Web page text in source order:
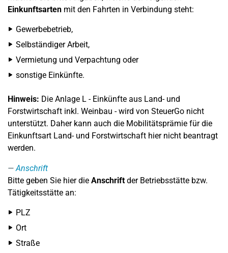
Einkunftsarten mit den Fahrten in Verbindung steht:
Gewerbebetrieb,
Selbständiger Arbeit,
Vermietung und Verpachtung oder
sonstige Einkünfte.
Hinweis: Die Anlage L - Einkünfte aus Land- und
Forstwirtschaft inkl. Weinbau - wird von SteuerGo nicht
unterstützt. Daher kann auch die Mobilitätsprämie für die
Einkunftsart Land- und Forstwirtschaft hier nicht beantragt
werden.
Anschrift
Bitte geben Sie hier die Anschriftder Betriebsstätte bzw.
Tätigkeitsstätte an:
PLZ
Ort
Straße